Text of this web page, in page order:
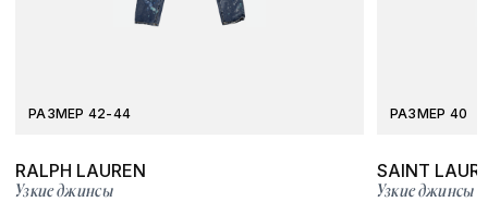
РАЗМЕР 42-44
RALPH LAUREN
Узкие джинсы
РАЗМЕР 40
SAINT
Узкие джинсы